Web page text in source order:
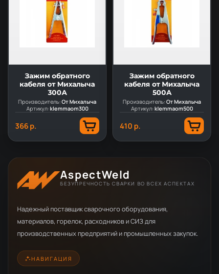
Зажим обратного
кабеля от Михалыча
300А
Производитель:От Михалыча
Артикул:klemmaom300
366 р.
Зажим обратного
кабеля от Михалыча
500А
Производитель:От Михалыча
Артикул:klemmaom500
410 р.
AspectWeld
БЕЗУПРЕЧНОСТЬ СВАРКИ ВО ВСЕХ АСПЕКТАХ
Надежный поставщик сварочного оборудования,
материалов, горелок, расходников и СИЗ для
производственных предприятий и промышленных закупок.
НАВИГАЦИЯ